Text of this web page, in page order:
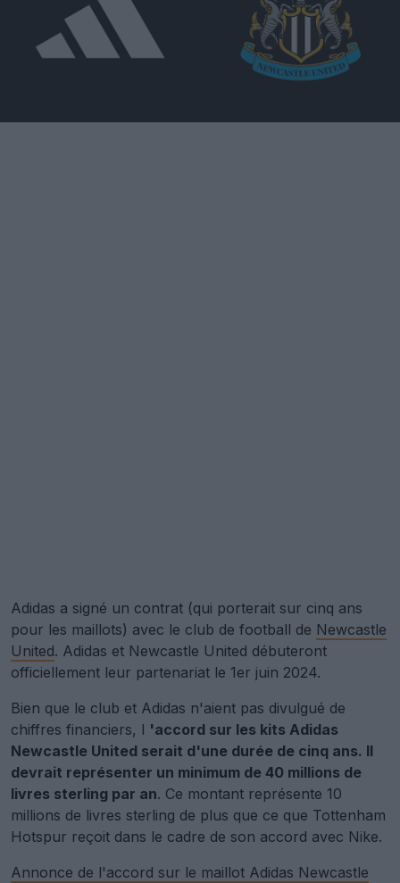
Adidas a signé un contrat (qui porterait sur cinq ans
pour les maillots) avec le club de football de Newcastle
United. Adidas et Newcastle United débuteront
officiellement leur partenariat le 1er juin 2024.
Bien que le club et Adidas n'aient pas divulgué de
chiffres financiers, l 'accord sur les kits Adidas
Newcastle United serait d'une durée de cinq ans. Il
devrait représenter un minimum de 40 millions de
livres sterling par an. Ce montant représente 10
millions de livres sterling de plus que ce que Tottenham
Hotspur reçoit dans le cadre de son accord avec Nike.
Annonce de l'accord sur le maillot Adidas Newcastle